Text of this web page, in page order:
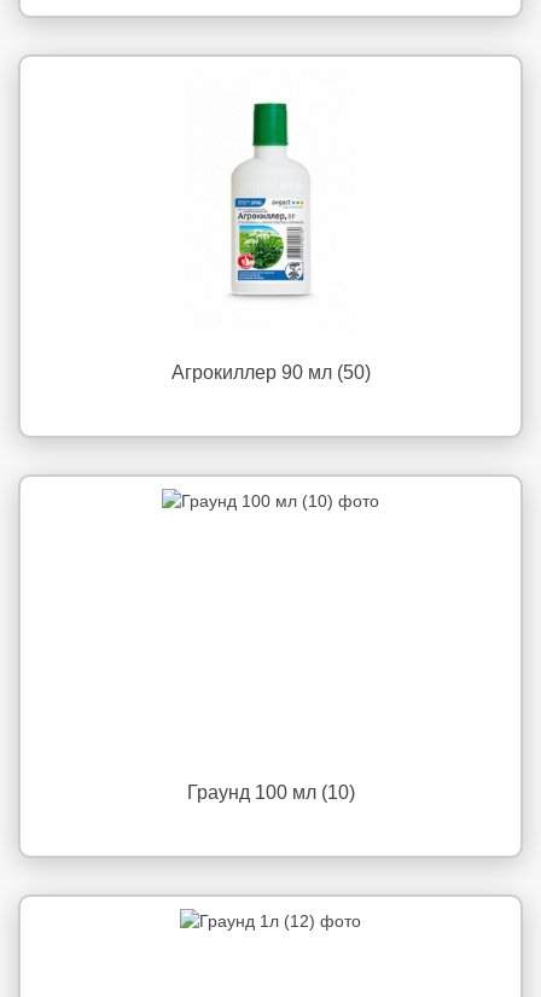
Агрокиллер 90 мл (50)
Граунд 100 мл (10)